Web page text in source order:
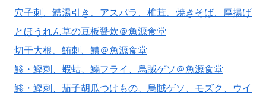
穴子刺、鱧湯引き、アスパラ、椎茸、焼きそば、厚揚げ
とほうれん草の豆板醤炊＠魚源食堂
切干大根、鮪刺、鱧＠魚源食堂
鯵・鰹刺、蝦蛄、鰯フライ、烏賊ゲソ＠魚源食堂
鯵・鰹刺、茄子胡瓜つけもの、烏賊ゲソ、モズク、ウイ